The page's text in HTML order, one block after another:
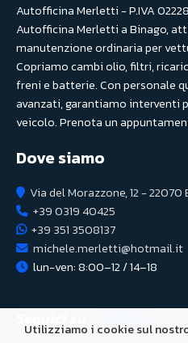
Autofficina Merletti - P.IVA
Autofficina Merletti a Binago,
manutenzione ordinaria per
Copriamo cambi olio, filtri,
freni e batterie. Con personale
avanzati, garantiamo interventi
veicolo. Prenota un
Dove siamo
Via del Morazzone, 12 - 22070
+39 0319 40425
+39 351 3508137
michele.merletti@hotmail.it
lun-ven: 8:00–12 / 14–18
Utilizziamo i cookie sul